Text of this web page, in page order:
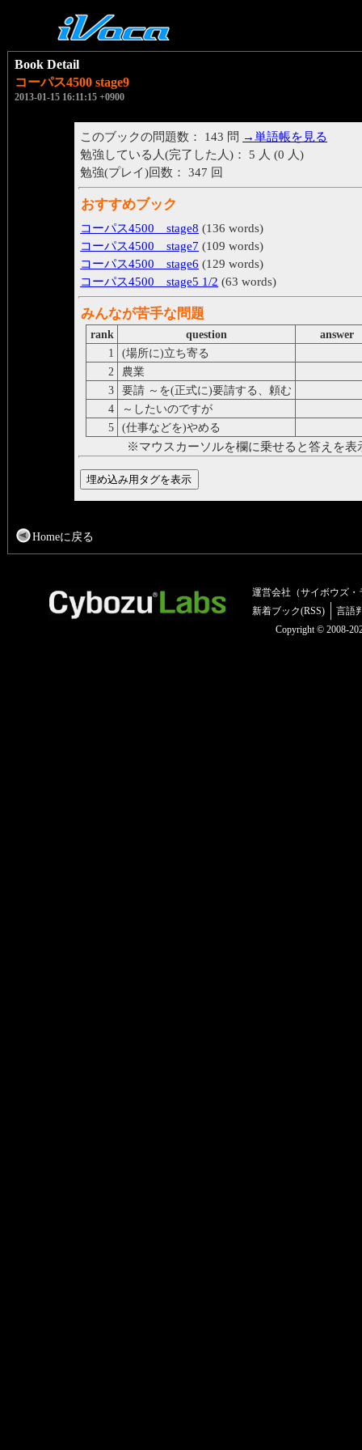
Book Detail
コーパス4500 stage9
2013-01-15 16:11:15 +0900
このブックの問題数： 143 問 →単語帳を見る
勉強している人(完了した人)： 5 人 (0 人)
勉強(プレイ)回数： 347 回
おすすめブック
コーパス4500 stage8 (136 words)
コーパス4500 stage7 (109 words)
コーパス4500 stage6 (129 words)
コーパス4500 stage5 1/2 (63 words)
みんなが苦手な問題
rank question
answer
1
(場所に)立ち寄る
2
農業
3
要請 ～を(正式に)要請する、頼む
4
～したいのですが
5
(仕事などを)やめる
※マウスカーソルを欄に乗せると答えを表
Homeに戻る
運営会社（サイボウズ・
新着ブック(RSS)
言語
Copyright © 2008-